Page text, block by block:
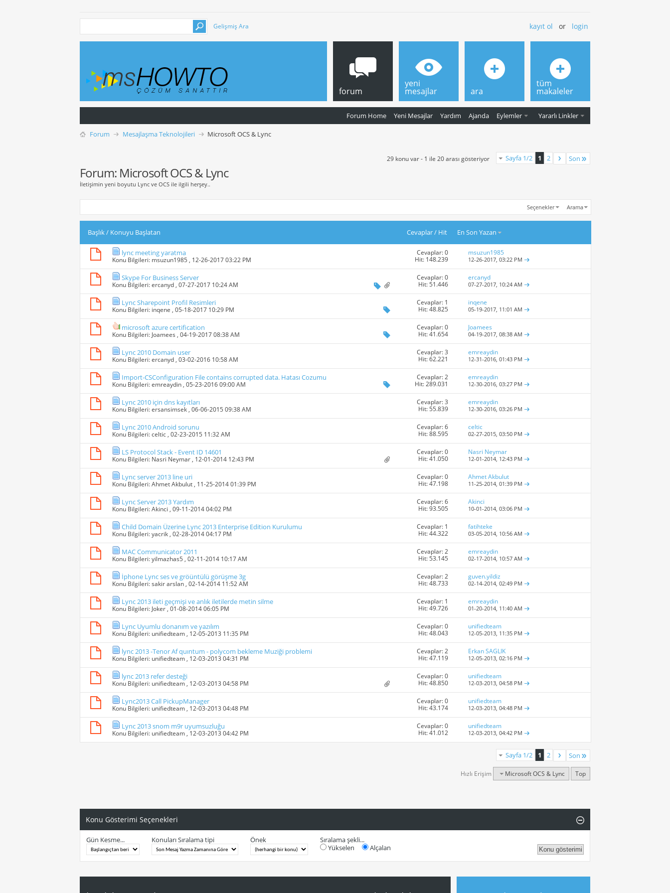
Gelişmiş Ara kayıt ol or login
forum
Forum Home Yeni Mesajlar Yardım Ajanda Eylemler Yararlı Linkler
yeni
mesajlar ara
tüm
makaleler
Forum Mesajlaşma Teknolojileri Microsoft OCS & Lync
Sayfa 1/2 1 2 Son
29 konu var - 1 ile 20 arası gösteriyor
Forum: Microsoft OCS & Lync
İletişimin yeni boyutu Lync ve OCS ile ilgili herşey..
Seçenekler Arama
Başlık/ Konuyu Başlatan Cevaplar/ Hit En Son Yazan
lync meeting yaratma
Konu Bilgileri: msuzun1985 , 12-26-2017 03:22 PM
Cevaplar: 0
Hit: 148.239
msuzun1985
12-26-2017,03:22 PM
Skype For Business Server
Konu Bilgileri:ercanyd , 07-27-2017 10:24 AM
Cevaplar: 0
Hit: 51.446
ercanyd
07-27-2017, 10:24 AM
Lync Sharepoint Profil Resimleri
Konu Bilgileri: inqene , 05-18-2017 10:29 PM
Cevaplar: 1
Hit: 48.825
inqene
05-19-2017, 11:01 AM
microsoft azure certification
Konu Bilgileri: Joamees , 04-19-2017 08:38 AM
Cevaplar: 0
Hit: 41.654
Joamees
04-19-2017,08:38 AM
Lync 2010 Domain user
Konu Bilgileri:ercanyd , 03-02-2016 10:58 AM
Cevaplar: 3
Hit: 62.221
emreaydin
12-31-2016,01:43 PM
Import-CSConfiguration File contains corrupted data. Hatası Cozumu
Konu Bilgileri:emreaydin , 05-23-2016 09:00 AM
Cevaplar: 2
Hit: 289.031
emreaydin
12-30-2016,03:27 PM
Lync 2010 için dns kayıtları
Konu Bilgileri:ersansimsek , 06-06-2015 09:38 AM
Cevaplar: 3
Hit: 55.839
emreaydin
12-30-2016,03:26 PM
Lync 2010 Android sorunu
Konu Bilgileri:celtic , 02-23-2015 11:32 AM
Cevaplar: 6
Hit: 88.595
celtic
02-27-2015,03:50 PM
LS Protocol Stack - Event ID 14601
Konu Bilgileri: Nasri Neymar , 12-01-2014 12:43 PM
Cevaplar: 0
Hit: 41.050
Nasri Neymar
12-01-2014, 12:43 PM
Lync server 2013 line uri
Konu Bilgileri:Ahmet Akbulut , 11-25-2014 01:39 PM
Cevaplar: 0
Hit: 47.198
Ahmet Akbulut
11-25-2014,01:39 PM
Lync Server 2013 Yardım
Konu Bilgileri:Akinci , 09-11-2014 04:02 PM
Cevaplar: 6
Hit: 93.505
Akinci
10-01-2014,03:06 PM
Child Domain Üzerine Lync 2013 Enterprise Edition Kurulumu
Konu Bilgileri:yacrik , 02-28-2014 04:17 PM
Cevaplar: 1
Hit: 44.322
fatihteke
03-05-2014, 10:56 AM
MAC Communicator 2011
Konu Bilgileri:yilmazhas5 , 02-11-2014 10:17 AM
Cevaplar: 2
Hit: 53.145
emreaydin
02-17-2014, 10:57 AM
İphone Lync ses ve gröüntülü görüşme 3g
Konu Bilgileri:sakir arslan , 02-14-2014 11:52 AM
Cevaplar: 2
Hit: 48.733
guven.yildiz
02-14-2014,02:49 PM
Lync 2013 ileti geçmişi ve anlık iletilerde metin silme
Konu Bilgileri: Joker , 01-08-2014 06:05 PM
Cevaplar: 1
Hit: 49.726
emreaydin
01-20-2014, 11:40 AM
Lync Uyumlu donanım ve yazılım
Konu Bilgileri: unifiedteam , 12-05-2013 11:35 PM
Cevaplar: 0
Hit: 48.043
unifiedteam
12-05-2013, 11:35 PM
lync 2013 -Tenor Af quıntum - polycom bekleme Muziği problemi
Konu Bilgileri: unifiedteam , 12-03-2013 04:31 PM
Cevaplar: 2
Hit: 47.119
Erkan SAGLIK
12-05-2013,02:16 PM
lync 2013 refer desteği
Konu Bilgileri: unifiedteam , 12-03-2013 04:58 PM
Cevaplar: 0
Hit: 48.850
unifiedteam
12-03-2013,04:58 PM
Lync2013 Call PickupManager
Konu Bilgileri: unifiedteam , 12-03-2013 04:48 PM
Cevaplar: 0
Hit: 43.174
unifiedteam
12-03-2013,04:48 PM
Lync 2013 snom m9r uyumsuzluğu
Konu Bilgileri: unifiedteam , 12-03-2013 04:42 PM
Cevaplar: 0
Hit: 41.012
unifiedteam
12-03-2013,04:42 PM
Sayfa 1/2 1 2 Son
Hızlı Erişim Microsoft OCS & Lync Top
Konu Gösterimi Seçenekleri
Gün Kesme... Konuları Sıralama tipi Önek
Sıralama şekli...
Yükselen
Alçalan